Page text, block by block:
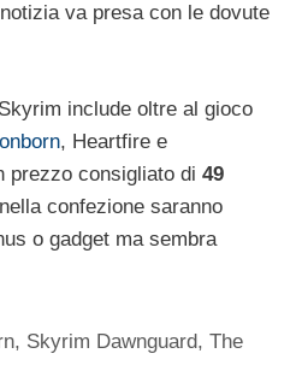
va presa con le dovute
include oltre al gioco
, Heartfire e
prezzo consigliato di 49
confezione saranno
o gadget ma sembra
, Skyrim Dawnguard,The